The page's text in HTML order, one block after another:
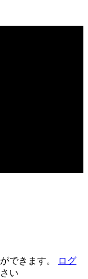
できます。
ログ
い